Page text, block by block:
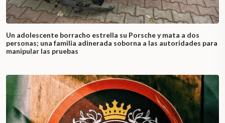
Un adolescente borracho estrella su Porsche y mata a dos
personas; una familia adinerada soborna a las autoridades para
manipular las pruebas